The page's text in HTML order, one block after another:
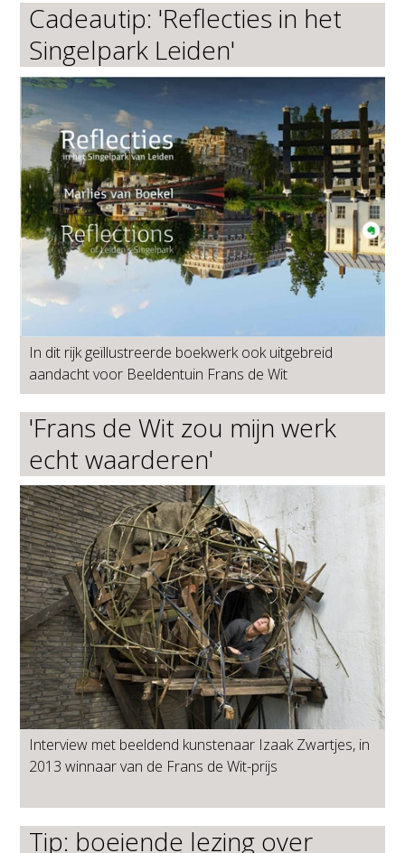
Cadeautip: 'Reflecties in het
Singelpark Leiden'
In dit rijk geïllustreerde boekwerk ook uitgebreid
aandacht voor Beeldentuin Frans de Wit
'Frans de Wit zou mijn werk
echt waarderen'
Interview met beeldend kunstenaar Izaak Zwartjes, in
2013 winnaar van de Frans de Wit-prijs
Tip: boeiende lezing over